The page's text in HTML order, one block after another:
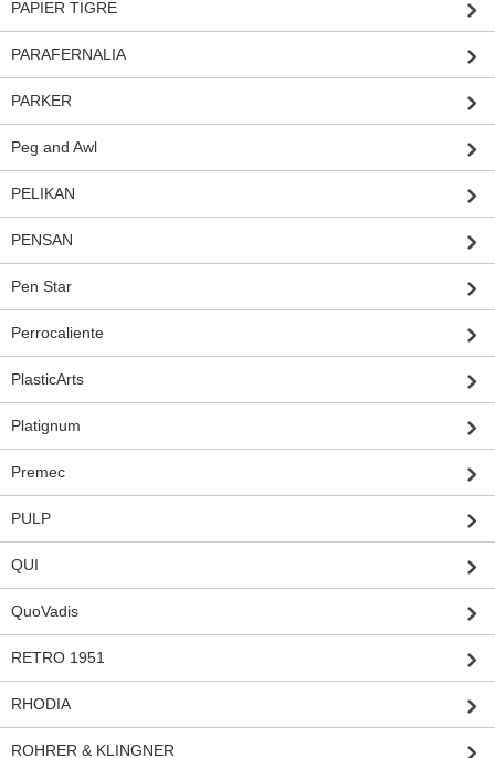
PAPIER TIGRE
PARAFERNALIA
PARKER
Peg and Awl
PELIKAN
PENSAN
Pen Star
Perrocaliente
PlasticArts
Platignum
Premec
PULP
QUI
QuoVadis
RETRO 1951
RHODIA
ROHRER & KLINGNER